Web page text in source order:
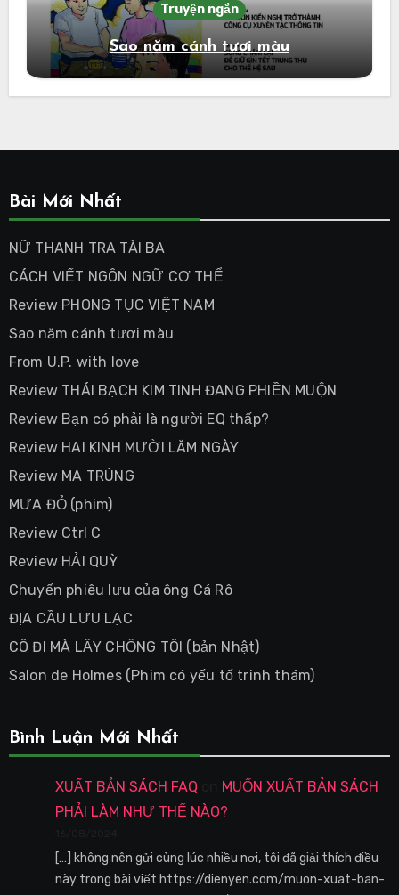
Truyện ngắn
Sao năm cánh tươi màu
Bài Mới Nhất
NỮ THANH TRA TÀI BA
CÁCH VIẾT NGÔN NGỮ CƠ THỂ
Review PHONG TỤC VIỆT NAM
Sao năm cánh tươi màu
From U.P. with love
Review THÁI BẠCH KIM TINH ĐANG PHIỀN MUỘN
Review Bạn có phải là người EQ thấp?
Review HAI KINH MƯỜI LĂM NGÀY
Review MA TRÙNG
MƯA ĐỎ (phim)
Review Ctrl C
Review HẢI QUỲ
Chuyến phiêu lưu của ông Cá Rô
ĐỊA CẦU LƯU LẠC
CÔ ĐI MÀ LẤY CHỒNG TÔI (bản Nhật)
Salon de Holmes (Phim có yếu tố trinh thám)
Bình Luận Mới Nhất
XUẤT BẢN SÁCH FAQ
MUỐN XUẤT BẢN SÁCH
PHẢI LÀM NHƯ THẾ NÀO?
[…] không nên gửi cùng lúc nhiều nơi, tôi đã giải thích điều
này trong bài viết https://dienyen.com/muon-xuat-ban-